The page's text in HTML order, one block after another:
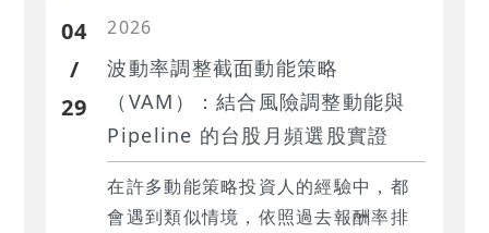
04
/
29
2026
波動率調整截面動能策略
（VAM）：結合風險調整動能與
Pipeline 的台股月頻選股實證
在許多動能策略投資人的經驗中，都
會遇到類似情境，依照過去報酬率排